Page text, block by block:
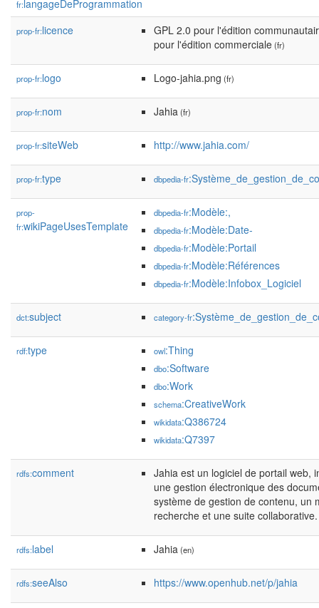
fr:langageDeProgrammation
prop-fr:licence
GPL 2.0 pour l'édition
pour l'édition commerciale(fr)
prop-fr:logo Logo-jahia.png (fr)
prop-fr:nom Jahia(fr)
prop-fr:siteWeb http://www.jahia.com/
prop-fr:type dbpedia-fr
prop-
fr:wikiPageUsesTemplate
dbpedia-fr:Modèle:,
dbpedia-fr:Modèle:Date-
dbpedia-fr:Modèle:Portail
dbpedia-fr:Modèle:Références
dbpedia-fr:Modèle:Infobox_Logiciel
dct:subject category-fr
rdf:type owl:Thing
dbo:Software
dbo:Work
schema:CreativeWork
wikidata:Q386724
wikidata:Q7397
rdfs:comment
Jahia est un logiciel de portail web,
une gestion électronique des
système de gestion de contenu, un
recherche et une suite collaborative.
rdfs:label Jahia(en)
rdfs:seeAlso https://www.openhub.net/p/jahia